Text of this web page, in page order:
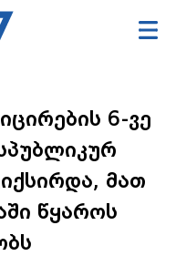
6-ვე
მათ
წყაროს